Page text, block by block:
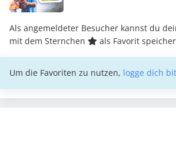
Als angemeldeter Besucher kannst du
mit dem Sternchen
als Favorit
Um die Favoriten zu nutzen, logge dich